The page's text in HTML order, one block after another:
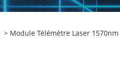
> Module Télémètre Laser 1570nm